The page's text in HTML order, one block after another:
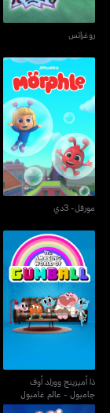
روغراتس
مورفل- 3دي
مورفل- 3دي
ذا أميزينج وورلد أوف
جامبول - عالم غامبول
المُدهش
ذا أميزينج وورلد أوف
جامبول - عالم غامبول
المُدهش